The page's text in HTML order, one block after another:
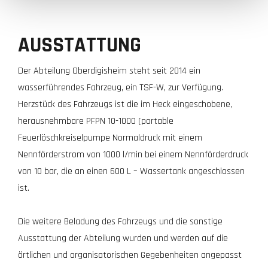
AUSSTATTUNG
Der Abteilung Oberdigisheim steht seit 2014 ein
wasserführendes Fahrzeug, ein TSF-W, zur Verfügung.
Herzstück des Fahrzeugs ist die im Heck eingeschobene,
herausnehmbare PFPN 10-1000 (portable
Feuerlöschkreiselpumpe Normaldruck mit einem
Nennförderstrom von 1000 l/min bei einem Nennförderdruck
von 10 bar, die an einen 600 L – Wassertank angeschlossen
ist.
Die weitere Beladung des Fahrzeugs und die sonstige
Ausstattung der Abteilung wurden und werden auf die
örtlichen und organisatorischen Gegebenheiten angepasst